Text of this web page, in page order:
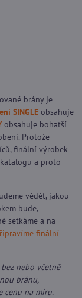
brány je
SINGLE obsahuje
obsahuje bohatší
Protože
finální výrobek
a proto
vědět, jakou
bude,
setkáme a na
finální
nebo včetně
bránu,
cenu na míru.